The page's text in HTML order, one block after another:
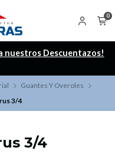
0
nuestros Descuentazos!
Guantes Y Overoles
3/4
3/4